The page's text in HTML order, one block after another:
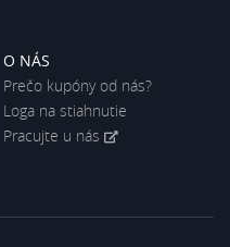
O NÁS
Prečo kupóny od nás?
Loga na stiahnutie
Pracujte u nás